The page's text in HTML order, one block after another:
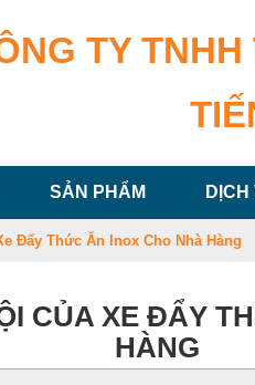
TY
SẢN PHẨM DỊCH
Đẩy Thức Ăn Inox Cho Nhà Hàng
CỦA XE ĐẨY
HÀNG